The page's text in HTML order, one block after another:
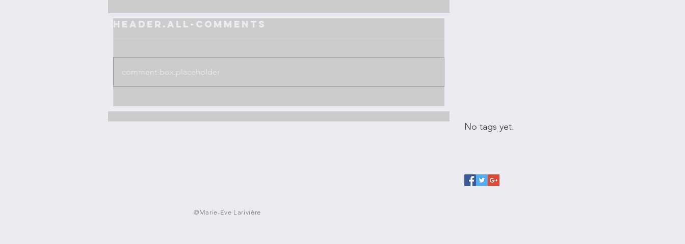
header.all-comments
comment-box.placeholder
No tags yet.
©Marie-Eve Larivière